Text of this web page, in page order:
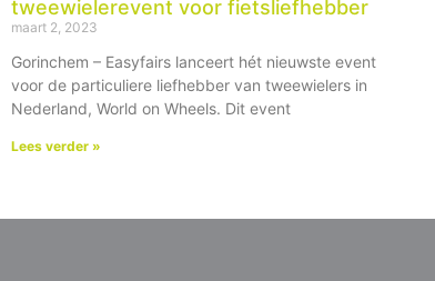
tweewielerevent voor fietsliefhebber
maart 2, 2023
Gorinchem – Easyfairs lanceert hét nieuwste event
voor de particuliere liefhebber van tweewielers in
Nederland, World on Wheels. Dit event
Lees verder »